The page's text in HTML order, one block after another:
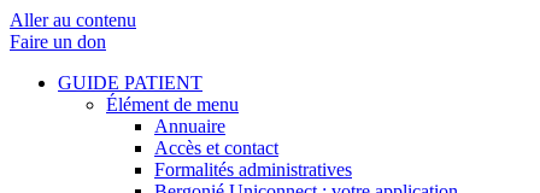
Aller au contenu
Faire un don
GUIDE PATIENT
Élément de menu
Annuaire
Accès et contact
Formalités administratives